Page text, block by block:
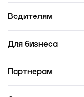
Водителям
Для бизнеса
Партнерам